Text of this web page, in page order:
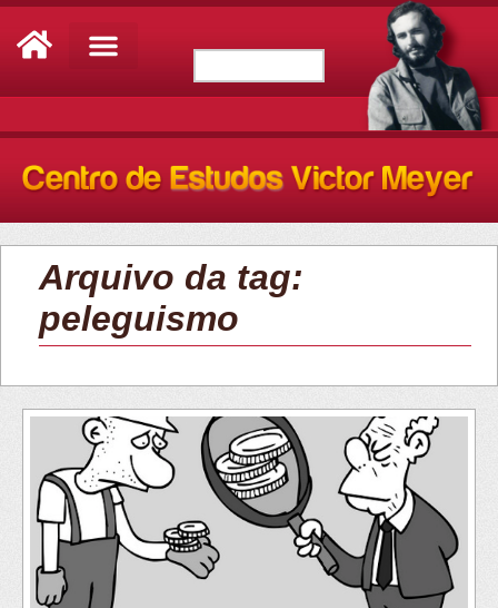
Arquivo da tag:
peleguismo